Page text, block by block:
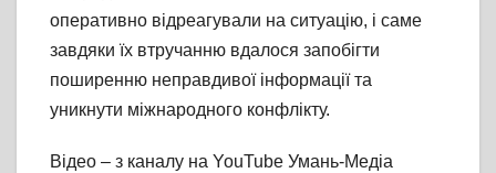
оперативно відреагували на ситуацію, і саме
завдяки їх втручанню вдалося запобігти
поширенню неправдивої інформації та
уникнути міжнародного конфлікту.
Відео – з каналу на YouTube Умань-Медіа